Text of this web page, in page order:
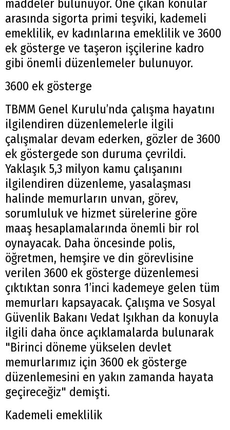
maddeler bulunuyor. Öne çıkan konular
arasında sigorta primi teşviki, kademeli
emeklilik, ev kadınlarına emeklilik ve 3600
ek gösterge ve taşeron işçilerine kadro
gibi önemli düzenlemeler bulunuyor.
3600 ek gösterge
TBMM Genel Kurulu’nda çalışma hayatını
ilgilendiren düzenlemelerle ilgili
çalışmalar devam ederken, gözler de 3600
ek göstergede son duruma çevrildi.
Yaklaşık 5,3 milyon kamu çalışanını
ilgilendiren düzenleme, yasalaşması
halinde memurların unvan, görev,
sorumluluk ve hizmet sürelerine göre
maaş hesaplamalarında önemli bir rol
oynayacak. Daha öncesinde polis,
öğretmen, hemşire ve din görevlisine
verilen 3600 ek gösterge düzenlemesi
çıktıktan sonra 1’inci kademeye gelen tüm
memurları kapsayacak. Çalışma ve Sosyal
Güvenlik Bakanı Vedat Işıkhan da konuyla
ilgili daha önce açıklamalarda bulunarak
"Birinci döneme yükselen devlet
memurlarımız için 3600 ek gösterge
düzenlemesini en yakın zamanda hayata
geçireceğiz" demişti.
Kademeli emeklilik